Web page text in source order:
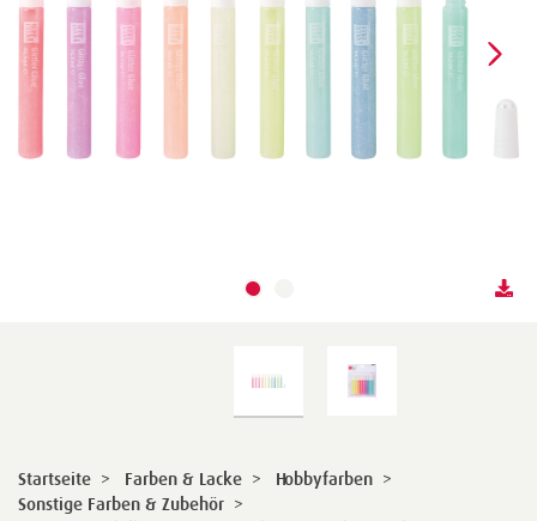
Startseite > Farben & Lacke > Hobbyfarben >
Sonstige Farben & Zubehör >